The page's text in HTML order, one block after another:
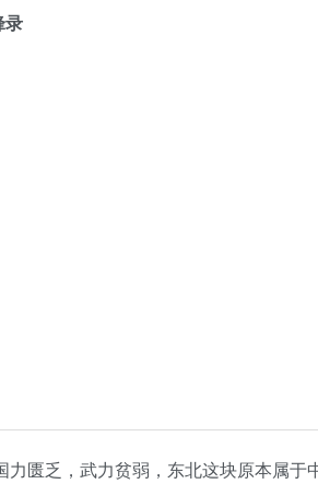
录
力匮乏，武力贫弱，东北这块原本属于